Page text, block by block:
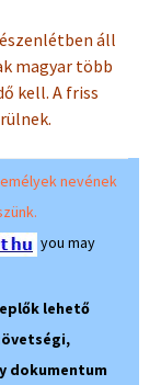
áll
magyar több
kell. A friss
nevének
you may
lehető
dokumentum